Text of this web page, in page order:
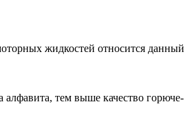
жидкостей относится данный
тем выше качество горюче-